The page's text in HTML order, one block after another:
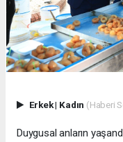
Erkek| Kadın (Haberi
Duygusal anların